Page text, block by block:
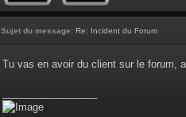
Sujet du message: Re: Incident du Forum
Tu vas en avoir du client sur le forum,